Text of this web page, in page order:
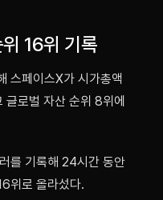
16위 기록
스페이스X가 시가총액
로벌 자산 순위 8위에
를 기록해 24시간 동안
위로 올라섰다.